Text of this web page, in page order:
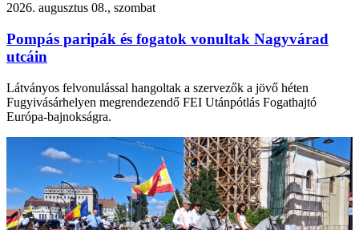
2026. augusztus 08., szombat
Pompás paripák és fogatok vonultak Nagyvárad
utcáin
Látványos felvonulással hangoltak a szervezők a jövő héten
Fugyivásárhelyen megrendezendő FEI Utánpótlás Fogathajtó
Európa-bajnokságra.